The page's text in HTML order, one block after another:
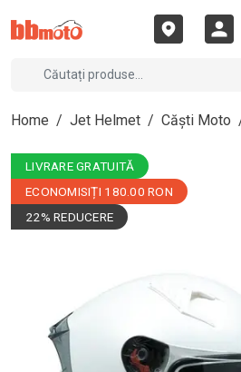
Home / Jet Helmet / Căști Moto
LIVRARE GRATUITĂ
ECONOMISIȚI 180.00 RON
22% REDUCERE